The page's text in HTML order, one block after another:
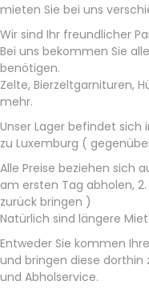
mieten Sie bei uns
Wir sind Ihr freundlicher
Bei uns bekommen Sie
benötigen.
Zelte, Bierzeltgarnituren,
mehr.
Unser Lager befindet sich
zu Luxemburg (
Alle Preise beziehen sich
am ersten Tag abholen,
zurück bringen )
Natürlich sind längere
Entweder Sie kommen
und bringen diese dorthin
und Abholservice.